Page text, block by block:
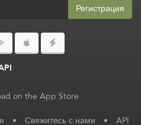
Регистрация
• Свяжитесь с нами • API